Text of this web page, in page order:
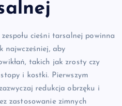
cieśni tarsalnej powinna
najwcześniej, aby
takich jak zrosty czy
i kostki. Pierwszym
redukcja obrzęku i
zastosowanie zimnych